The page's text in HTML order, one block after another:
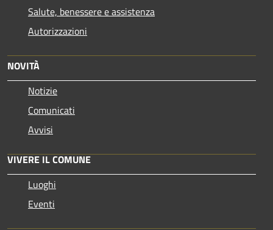
Salute, benessere e assistenza
Autorizzazioni
NOVITÀ
Notizie
Comunicati
Avvisi
VIVERE IL COMUNE
Luoghi
Eventi